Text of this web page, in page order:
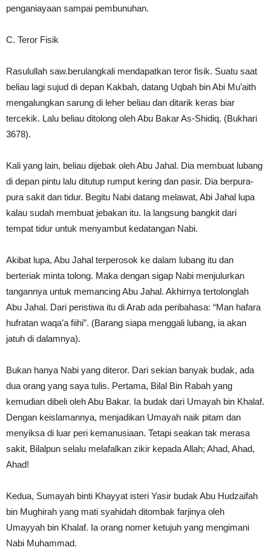
penganiayaan sampai pembunuhan.
C. Teror Fisik
Rasulullah saw.berulangkali mendapatkan teror fisik. Suatu saat
beliau lagi sujud di depan Kakbah, datang Uqbah bin Abi Mu’aith
mengalungkan sarung di leher beliau dan ditarik keras biar
tercekik. Lalu beliau ditolong oleh Abu Bakar As-Shidiq. (Bukhari
3678).
Kali yang lain, beliau dijebak oleh Abu Jahal. Dia membuat lubang
di depan pintu lalu ditutup rumput kering dan pasir. Dia berpura-
pura sakit dan tidur. Begitu Nabi datang melawat, Abi Jahal lupa
kalau sudah membuat jebakan itu. Ia langsung bangkit dari
tempat tidur untuk menyambut kedatangan Nabi.
Akibat lupa, Abu Jahal terperosok ke dalam lubang itu dan
berteriak minta tolong. Maka dengan sigap Nabi menjulurkan
tangannya untuk memancing Abu Jahal. Akhirnya tertolonglah
Abu Jahal. Dari peristiwa itu di Arab ada peribahasa: “Man hafara
hufratan waqa’a fiihi”. (Barang siapa menggali lubang, ia akan
jatuh di dalamnya).
Bukan hanya Nabi yang diteror. Dari sekian banyak budak, ada
dua orang yang saya tulis. Pertama, Bilal Bin Rabah yang
kemudian dibeli oleh Abu Bakar. Ia budak dari Umayah bin Khalaf.
Dengan keislamannya, menjadikan Umayah naik pitam dan
menyiksa di luar peri kemanusiaan. Tetapi seakan tak merasa
sakit, Bilalpun selalu melafalkan zikir kepada Allah; Ahad, Ahad,
Ahad!
Kedua, Sumayah binti Khayyat isteri Yasir budak Abu Hudzaifah
bin Mughirah yang mati syahidah ditombak farjinya oleh
Umayyah bin Khalaf. Ia orang nomer ketujuh yang mengimani
Nabi Muhammad.